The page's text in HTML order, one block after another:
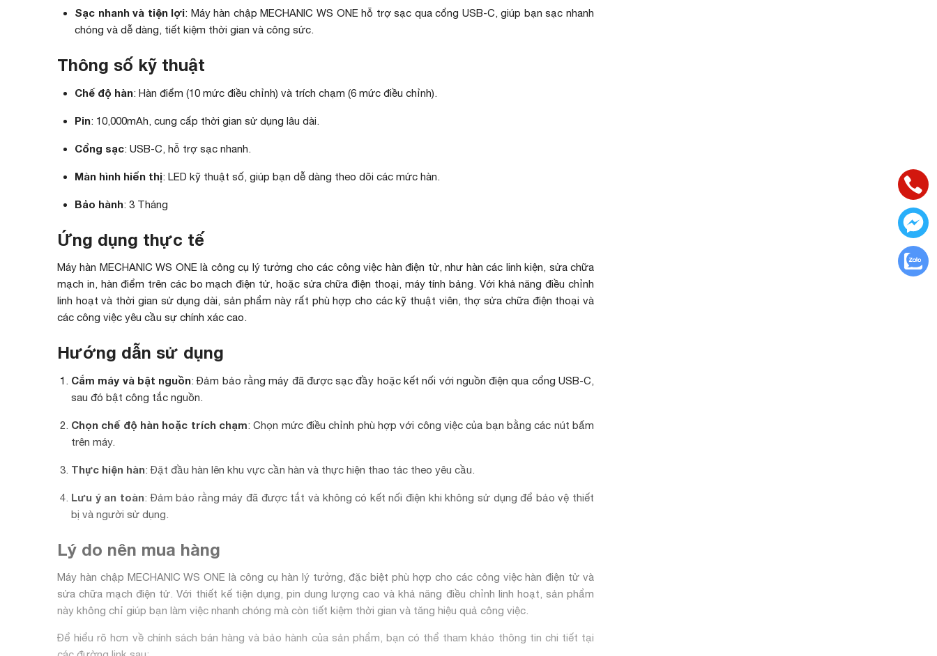
Sạc nhanh và tiện lợi: Máy hàn chập MECHANIC WS ONE hỗ trợ sạc qua cổng USB-C, giúp bạn sạc nhanh
chóng và dễ dàng, tiết kiệm thời gian và công sức.
Thông số kỹ thuật
Chế độ hàn: Hàn điểm (10 mức điều chỉnh) và trích chạm (6 mức điều chỉnh).
Pin: 10,000mAh, cung cấp thời gian sử dụng lâu dài.
Cổng sạc: USB-C, hỗ trợ sạc nhanh.
Màn hình hiển thị: LED kỹ thuật số, giúp bạn dễ dàng theo dõi các mức hàn.
Bảo hành: 3 Tháng
Ứng dụng thực tế
Máy hàn MECHANIC WS ONE là công cụ lý tưởng cho các công việc hàn điện tử, như hàn các linh kiện, sửa chữa
mạch in, hàn điểm trên các bo mạch điện tử, hoặc sửa chữa điện thoại, máy tính bảng. Với khả năng điều chỉnh
linh hoạt và thời gian sử dụng dài, sản phẩm này rất phù hợp cho các kỹ thuật viên, thợ sửa chữa điện thoại và
các công việc yêu cầu sự chính xác cao.
Hướng dẫn sử dụng
Cắm máy và bật nguồn: Đảm bảo rằng máy đã được sạc đầy hoặc kết nối với nguồn điện qua cổng USB-C,
sau đó bật công tắc nguồn.
Chọn chế độ hàn hoặc trích chạm: Chọn mức điều chỉnh phù hợp với công việc của bạn bằng các nút bấm
trên máy.
Thực hiện hàn: Đặt đầu hàn lên khu vực cần hàn và thực hiện thao tác theo yêu cầu.
Lưu ý an toàn: Đảm bảo rằng máy đã được tắt và không có kết nối điện khi không sử dụng để bảo vệ thiết
bị và người sử dụng.
Lý do nên mua hàng
Máy hàn chập MECHANIC WS ONE là công cụ hàn lý tưởng, đặc biệt phù hợp cho các công việc hàn điện tử và
sửa chữa mạch điện tử. Với thiết kế tiện dụng, pin dung lượng cao và khả năng điều chỉnh linh hoạt, sản phẩm
này không chỉ giúp bạn làm việc nhanh chóng mà còn tiết kiệm thời gian và tăng hiệu quả công việc.
Để hiểu rõ hơn về chính sách bán hàng và bảo hành của sản phẩm, bạn có thể tham khảo thông tin chi tiết tại